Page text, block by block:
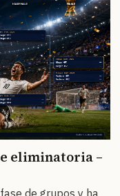
eliminatoria –
de grupos y ha